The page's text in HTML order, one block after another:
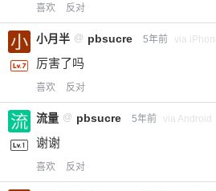
喜欢 反对
小月半 @ pbsucre 5年前 via
厉害了吗
喜欢 反对
流量 @ pbsucre 5年前 via Android
谢谢
喜欢 反对